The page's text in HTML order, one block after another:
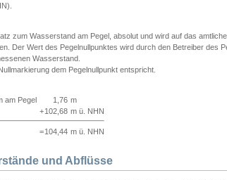
zum Wasserstand am Pegel, absolut und wird auf das
Der Wert des Pegelnullpunktes wird durch den Betreiber des
Wasserstand.
dem Pegelnullpunkt entspricht.
am Pegel
1,76 m
+102,68 m ü. NHN
=104,44 m ü. NHN
und Abflüsse